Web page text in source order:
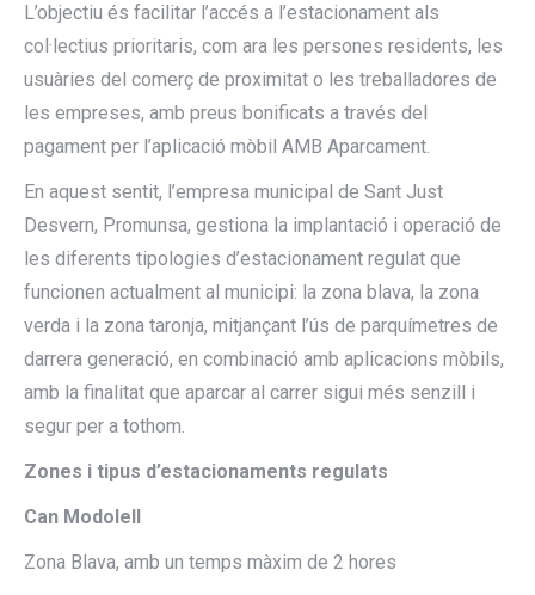
L’objectiu és facilitar l’accés a l’estacionament als
col·lectius prioritaris, com ara les persones residents, les
usuàries del comerç de proximitat o les treballadores de
les empreses, amb preus bonificats a través del
pagament per l’aplicació mòbil AMB Aparcament.
En aquest sentit, l’empresa municipal de Sant Just
Desvern, Promunsa, gestiona la implantació i operació de
les diferents tipologies d’estacionament regulat que
funcionen actualment al municipi: la zona blava, la zona
verda i la zona taronja, mitjançant l’ús de parquímetres de
darrera generació, en combinació amb aplicacions mòbils,
amb la finalitat que aparcar al carrer sigui més senzill i
segur per a tothom.
Zones i tipus d’estacionaments regulats
Can Modolell
Zona Blava, amb un temps màxim de 2 hores